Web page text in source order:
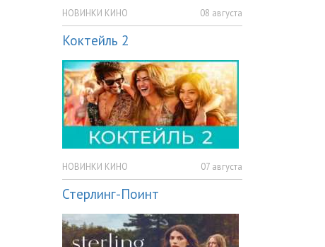
НОВИНКИ КИНО 08 августа
Коктейль 2
НОВИНКИ КИНО 07 августа
Стерлинг-Поинт